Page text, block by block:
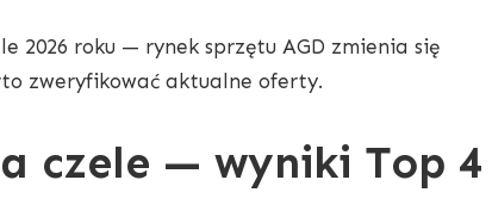
2026 roku — rynek sprzętu AGD zmienia się
zweryfikować aktualne oferty.
czele — wyniki Top 4